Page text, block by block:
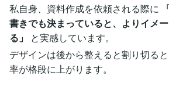
私自身、資料作成を依頼される際に
書きでも決まっていると、よりイメ
る」 と実感しています。
デザインは後から整えると割り切る
率が格段に上がります。